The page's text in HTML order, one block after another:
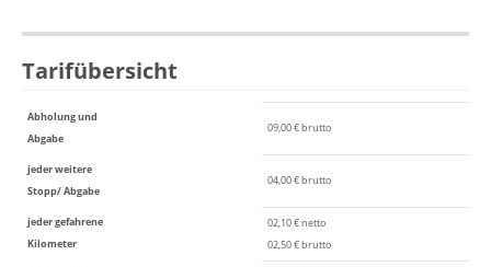
Tarifübersicht
Abholung und
Abgabe
09,00 € brutto
jeder weitere
Stopp/ Abgabe
04,00 € brutto
jeder gefahrene
Kilometer
02,10 € netto
02,50 € brutto